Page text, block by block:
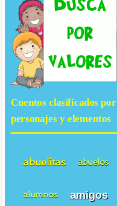
Cuentos clasificados por
personajes y elementos
abuelitas abuelos
alumnos amigos